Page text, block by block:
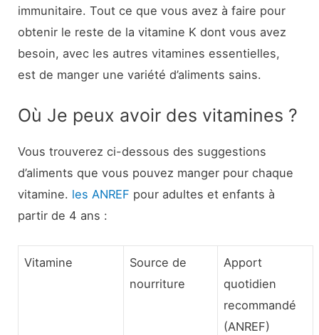
immunitaire. Tout ce que vous avez à faire pour
obtenir le reste de la vitamine K dont vous avez
besoin, avec les autres vitamines essentielles,
est de manger une variété d’aliments sains.
Où Je peux avoir des vitamines ?
Vous trouverez ci-dessous des suggestions
d’aliments que vous pouvez manger pour chaque
vitamine. les ANREF pour adultes et enfants à
partir de 4 ans :
Vitamine
Source de
nourriture
Apport
quotidien
recommandé
(ANREF)